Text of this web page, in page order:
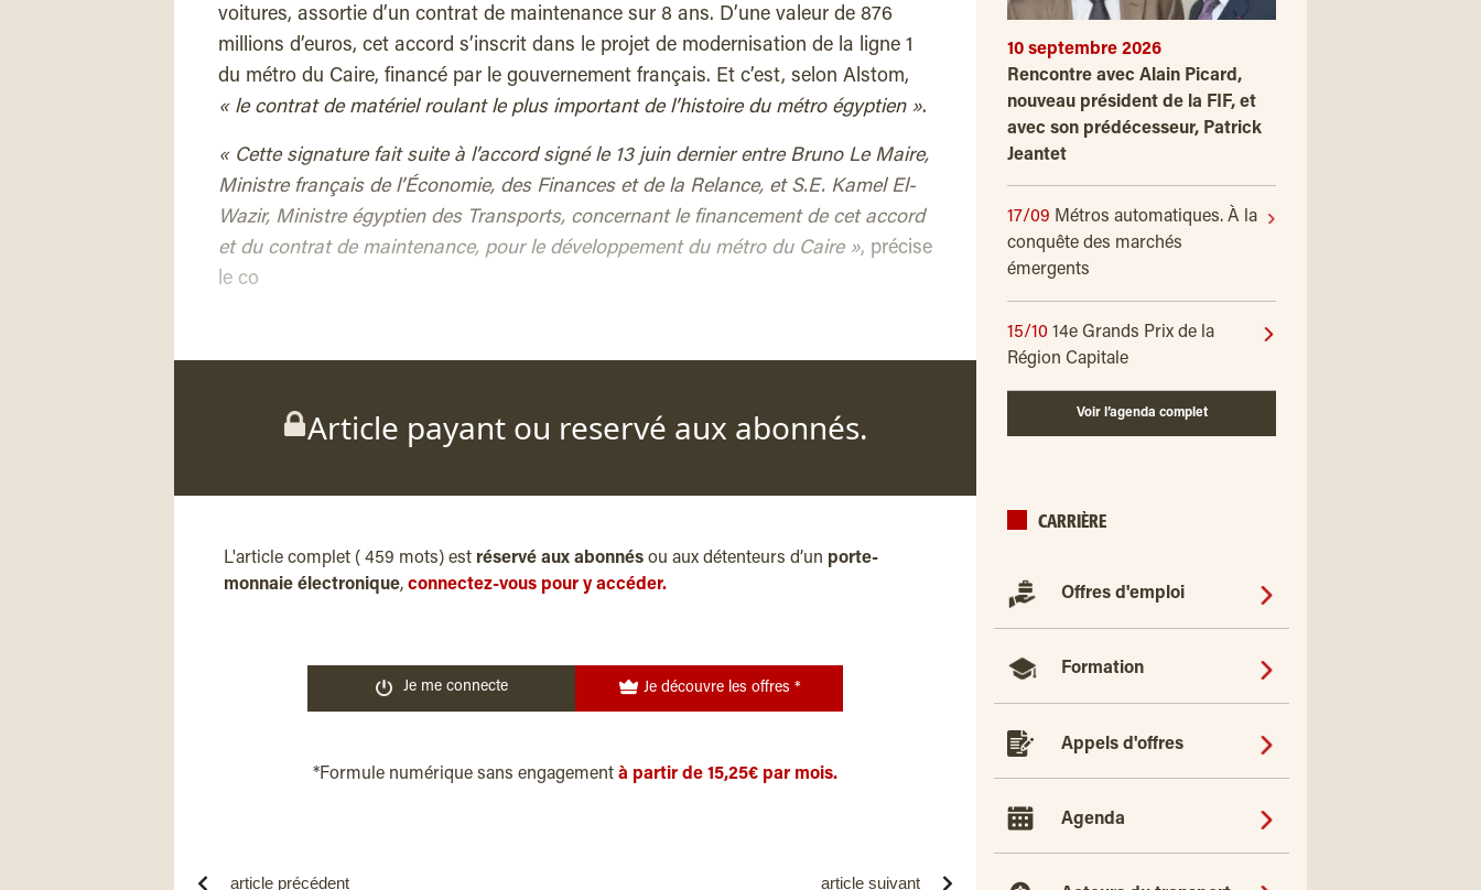
voitures, assortie d’un contrat de maintenance sur 8 ans. D’une valeur de 876
millions d’euros, cet accord s’inscrit dans le projet de modernisation de la ligne 1
du métro du Caire, financé par le gouvernement français. Et c’est, selon Alstom,
« le contrat de matériel roulant le plus important de l’histoire du métro égyptien ».
« Cette signature fait suite à l’accord signé le 13 juin dernier entre Bruno Le Maire,
Ministre français de l’Économie, des Finances et de la Relance, et S.E. Kamel El-
Wazir, Ministre égyptien des Transports, concernant le financement de cet accord
et du contrat de maintenance, pour le développement du métro du Caire », précise
le co
Article payant ou reservé aux abonnés.
L'article complet ( 459 mots) est réservé aux abonnés ou aux détenteurs d’un porte-
monnaie électronique, connectez-vous pour y accéder.
Je me connecte Je découvre les offres *
*Formule numérique sans engagement à partir de 15,25€ par mois.
article précédent article suivant
10 septembre 2026
Rencontre avec Alain Picard,
nouveau président de la FIF, et
avec son prédécesseur, Patrick
Jeantet
17/09 Métros automatiques. À la
conquête des marchés
émergents
15/10 14e Grands Prix de la
Région Capitale
Voir l’agenda complet
CARRIÈRE
Offres d'emploi
Formation
Appels d'offres
Agenda